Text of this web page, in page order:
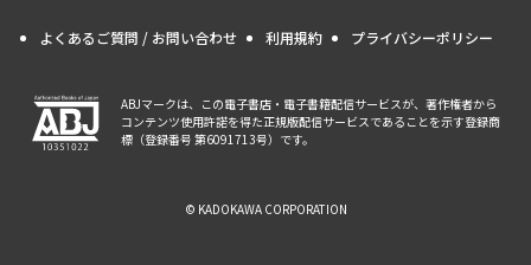
よくあるご質問 / お問い合わせ 利用規約 プライバシーポリシー
ABJマークは、この電子書店・電子書籍配信サービスが、著作権者から
コンテンツ使用許諾を得た正規版配信サービスであることを示す登録商
標（登録番号 第6091713号）です。
© KADOKAWA CORPORATION